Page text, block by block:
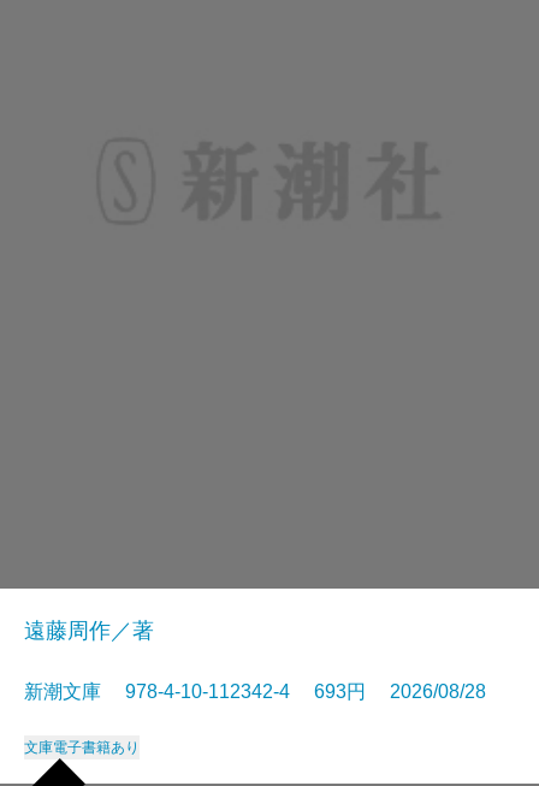
遠藤周作／著
新潮文庫 978-4-10-112342-4 693円 2026/08/28
文庫電子書籍あり